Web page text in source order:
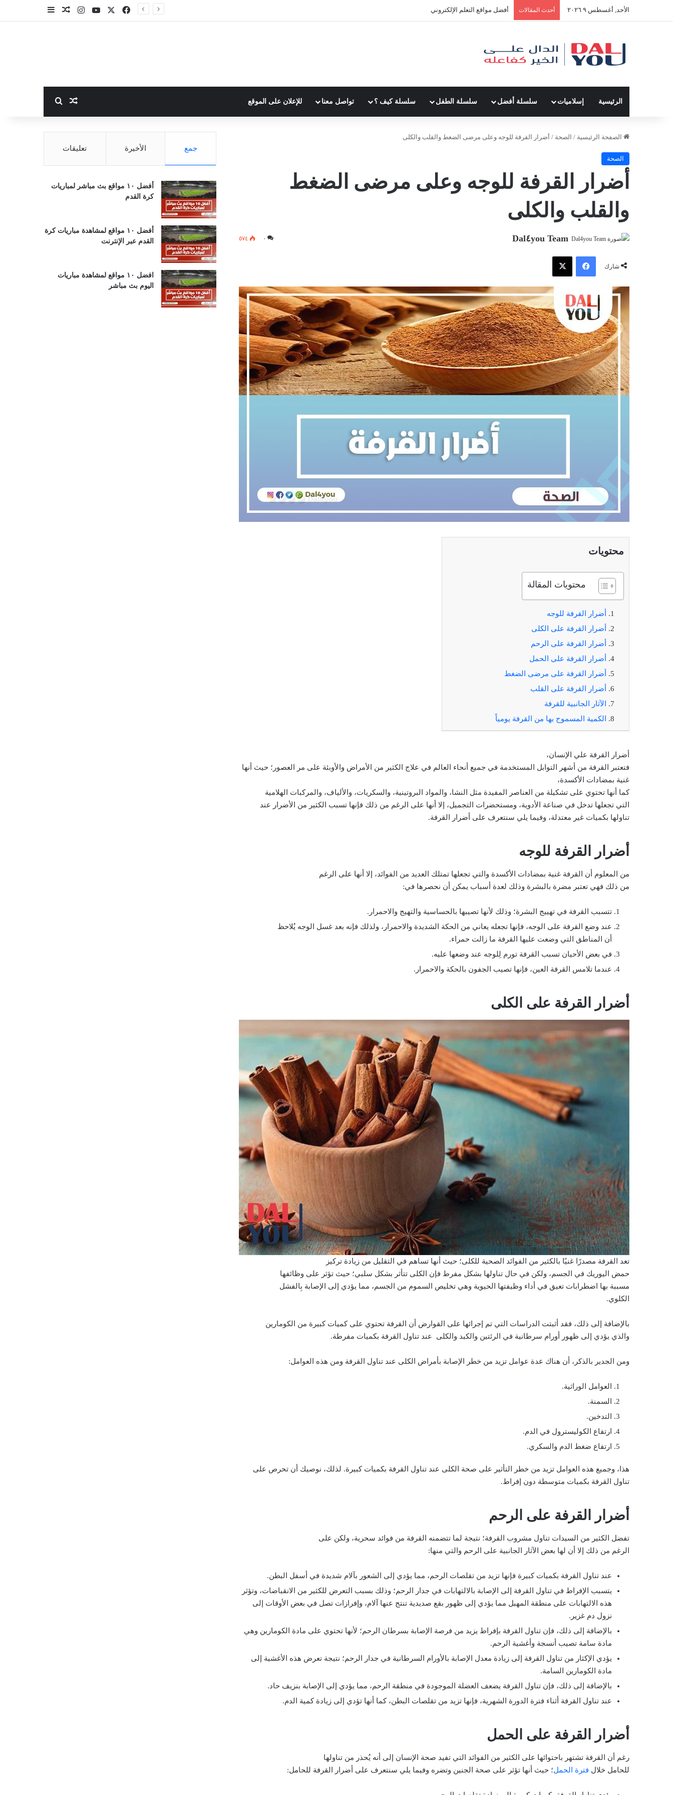
الأحد, أغسطس ٩ ٢٠٢٦ أحدث المقالات أفضل النصائح لإدارة الوقت بفعالية فيسبوك ‫YouTubeانستقراممقال عشوائي
الرئيسية إسلاميات سلسلة أفضل سلسلة الطفل سلسلة كيف ؟ تواصل معنا للإعلان على الموقع مقال عشوائي
الصفحة الرئيسية / الصحة / أضرار القرفة للوجه وعلى مرضى الضغط والقلب والكلى
الصحة
أضرار القرفة للوجه وعلى مرضى الضغط
والقلب والكلى
Dal٤you Team ٠ ٥٧٤
شارك
فيسبوك
محتويات
محتويات المقالة
أضرار القرفة للوجه
أضرار القرفة على الكلى
أضرار القرفة على الرحم
أضرار القرفة على الحمل
أضرار القرفة على مرضى الضغط
أضرار القرفة على القلب
الآثار الجانبية للقرفة
الكمية المسموح بها من القرفة يومياً
أضرار القرفة علي الإنسان،
فتعتبر القرفة من أشهر التوابل
المستخدمة في جميع أنحاء العالم في علاج الكثير من الأمراض والأوبئة على مر العصور؛ حيث أنها
غنية بمضادات الأكسدة،
كما أنها تحتوي على تشكيلة من العناصر المفيدة مثل النشا، والمواد البروتينية، والسكريات، والألياف، والمركبات الهلامية
التي تجعلها تدخل في صناعة الأدوية، ومستحضرات التجميل، إلا أنها على الرغم من ذلك فإنها تسبب الكثير من الأضرار عند
تناولها بكميات غير معتدلة، وفيما يلي سنتعرف على أضرار القرفة.
أضرار القرفة للوجه
من المعلوم أن القرفة غنية بمضادات الأكسدة والتي تجعلها تمتلك العديد من الفوائد، إلا أنها على الرغم
من ذلك فهي تعتبر مضرة بالبشرة وذلك لعدة أسباب يمكن أن نحصرها في:
تتسبب القرفة في تهييج البشرة؛ وذلك لأنها تصيبها بالحساسية والتهيج والاحمرار.
عند وضع القرفة على الوجه، فإنها تجعله يعاني من الحكة الشديدة والاحمرار، ولذلك فإنه بعد غسل الوجه يُلاحظ
أن المناطق التي وضعت عليها القرفة ما زالت حمراء.
في بعض الأحيان تسبب القرفة تورم لِلوجه عند وضعها عليه.
عندما تلامس القرفة العين، فإنها تصيب الجفون بالحكة والاحمرار.
أضرار القرفة على الكلى
تعد القرفة مصدرًا غنيًا بالكثير من الفوائد الصحية للكلى؛ حيث أنها تساهم في التقليل من زيادة تركيز
حمض اليوريك في الجسم، ولكن في حال تناولها بشكل مفرط فإن الكلى تتأثر بشكل سلبي؛ حيث تؤثر على وظائفها
مسببة بها اضطرابات تعيق في أداء وظيفتها الحيوية وهي تخليص السموم من الجسم، مما يؤدي إلى الإصابة بِالفشل
الكلوي.
بالإضافة إلى ذلك، فقد أثبتت الدراسات التي تم إجرائها على القوارض أن القرفة تحتوي على كميات كبيرة من الكومارين
والذي يؤدي إلى ظهور أورام سرطانية في الرئتين والكبد والكلى عند تناول القرفة بكميات مفرطة.
ومن الجدير بالذكر، أن هناك عدة عوامل تزيد من خطر الإصابة بأمراض الكلى عند تناول القرفة ومن هذه العوامل:
العوامل الوراثية.
السمنة.
التدخين.
ارتفاع الكوليسترول في الدم.
ارتفاع ضغط الدم والسكري.
هذا، وجميع هذه العوامل تزيد من خطر التأثير على صحة الكلى عند تناول القرفة بكميات كبيرة. لذلك، نوصيك أن تحرص على
تناول القرفة بكميات متوسطة دون إفراط.
أضرار القرفة على الرحم
تفضل الكثير من السيدات تناول مشروب القرفة؛ نتيجة لما تتضمنه القرفة من فوائد سحرية، ولكن على
الرغم من ذلك إلا أن لها بعض الآثار الجانبية على الرحم والتي منها:
عند تناول القرفة بكميات كبيرة فإنها تزيد من تقلصات الرحم، مما يؤدي إلى الشعور بآلام شديدة في أسفل البطن.
يتسبب الإفراط في تناول القرفة إلى الإصابة بالالتهابات في جدار الرحم؛ وذلك بسبب التعرض للكثير من الانقباضات، وتؤثر
هذه الالتهابات على منطقة المهبل مما يؤدي إلى ظهور بقع صديدية تنتج عنها آلام، وإفرازات تصل في بعض الأوقات إلى
نزول دم غزير.
بالإضافة إلى ذلك، فإن تناول القرفة بإفراط يزيد من فرصة الإصابة بسرطان الرحم؛ لأنها تحتوي على مادة الكومارين وهي
مادة سامة تصيب أنسجة وأغشية الرحم.
يؤدي الإكثار من تناول القرفة إلى زيادة معدل الإصابة بالأورام السرطانية في جدار الرحم؛ نتيجة تعرض هذه الأغشية إلى
مادة الكومارين السامة.
بالإضافة إلى ذلك، فإن تناول القرفة يضعف العضلة الموجودة في منطقة الرحم، مما يؤدي إلى الإصابة بنزيف حاد.
عند تناول القرفة أثناء فترة الدورة الشهرية، فإنها تزيد من تقلصات البطن، كما أنها تؤدي إلى زيادة كمية الدم.
أضرار القرفة على الحمل
رغم أن القرفة تشتهر باحتوائها على الكثير من الفوائد التي تفيد صحة الإنسان إلى أنه يُحذر من تناولها
للحامل خلال فترة الحمل؛ حيث أنها تؤثر على صحة الجنين وتضره وفيما يلي سنتعرف على أضرار القرفة للحامل:
جمع الأخيرة تعليقات
أفضل ١٠ مواقع بث مباشر لمباريات
كرة القدم
أفضل ١٠ مواقع لمشاهدة مباريات كرة
القدم عبر الإنترنت
افضل ١٠ مواقع لمشاهدة مباريات
اليوم بث مباشر